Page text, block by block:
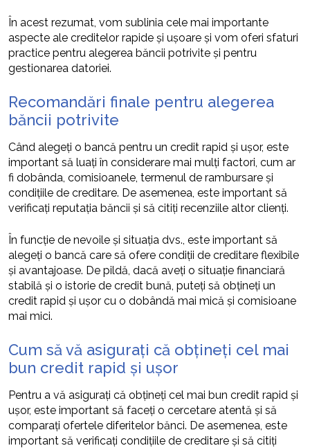
În acest rezumat, vom sublinia cele mai importante
aspecte ale creditelor rapide și ușoare și vom oferi sfaturi
practice pentru alegerea băncii potrivite și pentru
gestionarea datoriei.
Recomandări finale pentru alegerea
băncii potrivite
Când alegeți o bancă pentru un credit rapid și ușor, este
important să luați în considerare mai mulți factori, cum ar
fi dobânda, comisioanele, termenul de rambursare și
condițiile de creditare. De asemenea, este important să
verificați reputația băncii și să citiți recenziile altor clienți.
În funcție de nevoile și situația dvs., este important să
alegeți o bancă care să ofere condiții de creditare flexibile
și avantajoase. De pildă, dacă aveți o situație financiară
stabilă și o istorie de credit bună, puteți să obțineți un
credit rapid și ușor cu o dobândă mai mică și comisioane
mai mici.
Cum să vă asigurați că obțineți cel mai
bun credit rapid și ușor
Pentru a vă asigurați că obțineți cel mai bun credit rapid și
ușor, este important să faceți o cercetare atentă și să
comparați ofertele diferitelor bănci. De asemenea, este
important să verificați condițiile de creditare și să citiți